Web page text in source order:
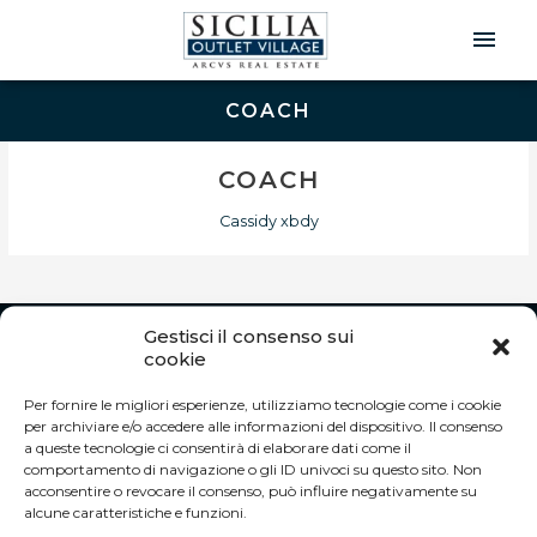
Gestisci il consenso sui
cookie
Per fornire le migliori esperienze, utilizziamo tecnologie come i cookie
per archiviare e/o accedere alle informazioni del dispositivo. Il consenso
a queste tecnologie ci consentirà di elaborare dati come il
comportamento di navigazione o gli ID univoci su questo sito. Non
acconsentire o revocare il consenso, può influire negativamente su
alcune caratteristiche e funzioni.
COACH
COACH
Cassidy xbdy
Uscita Dittaino Outlet – 94011 Agira (EN)
Tel. +39 0935 950040
info@siciliaoutletvillage.com
ORARI DI APERTURA: